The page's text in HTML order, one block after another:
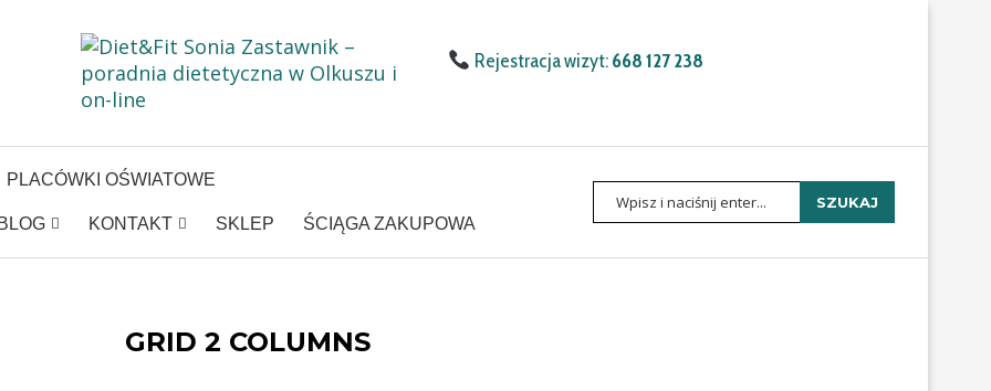
Rejestracja wizyt:668 127 238
PLACÓWKI OŚWIATOWE
KONTAKT SKLEP ŚCIĄGA ZAKUPOWA
SZUKAJ
GRID 2 COLUMNS